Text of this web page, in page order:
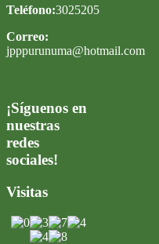
Teléfono:3025205
Correo:
jpppurunuma@hotmail.com
¡Síguenos en
nuestras
redes
sociales!
Visitas